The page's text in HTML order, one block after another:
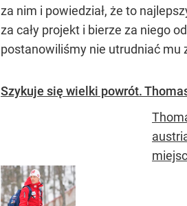
za nim i powiedział, że to
za cały projekt i bierze za niego
postanowiliśmy nie utrudniać mu
Szykuje się wielki powrót.